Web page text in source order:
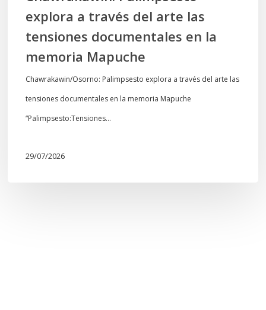
memoria
Mapuche
explora a través del arte las
tensiones documentales en la
memoria Mapuche
Chawrakawin/Osorno: Palimpsesto explora a través del arte las
tensiones documentales en la memoria Mapuche
“Palimpsesto:Tensiones…
29/07/2026